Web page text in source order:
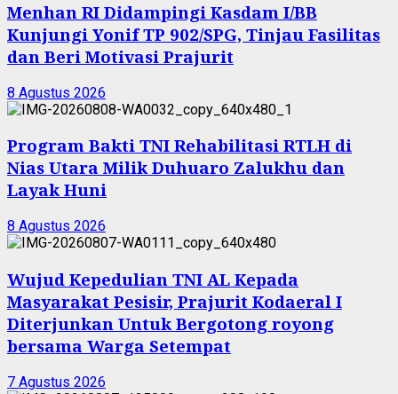
Menhan RI Didampingi Kasdam I/BB
Kunjungi Yonif TP 902/SPG, Tinjau Fasilitas
dan Beri Motivasi Prajurit
8 Agustus 2026
Program Bakti TNI Rehabilitasi RTLH di
Nias Utara Milik Duhuaro Zalukhu dan
Layak Huni
8 Agustus 2026
Wujud Kepedulian TNI AL Kepada
Masyarakat Pesisir, Prajurit Kodaeral I
Diterjunkan Untuk Bergotong royong
bersama Warga Setempat
7 Agustus 2026